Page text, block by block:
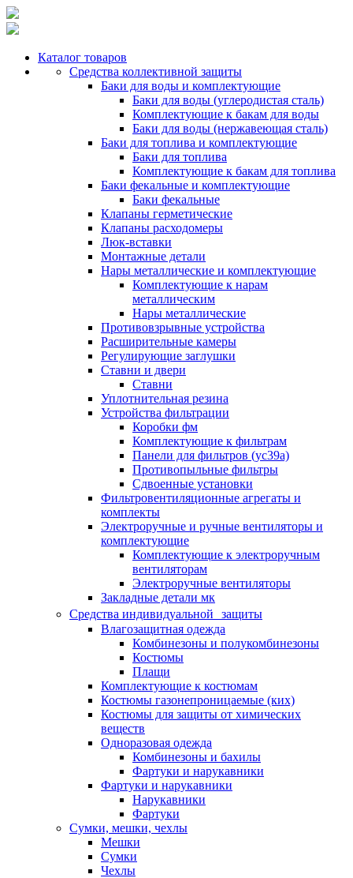
Каталог товаров
Средства коллективной защиты
Баки для воды и комплектующие
Баки для воды (углеродистая сталь)
Комплектующие к бакам для воды
Баки для воды (нержавеющая сталь)
Баки для топлива и комплектующие
Баки для топлива
Комплектующие к бакам для топлива
Баки фекальные и комплектующие
Баки фекальные
Клапаны герметические
Клапаны расходомеры
Люк-вставки
Монтажные детали
Нары металлические и комплектующие
Комплектующие к нарам
металлическим
Нары металлические
Противовзрывные устройства
Расширительные камеры
Регулирующие заглушки
Ставни и двери
Ставни
Уплотнительная резина
Устройства фильтрации
Коробки фм
Комплектующие к фильтрам
Панели для фильтров (ус39а)
Противопыльные фильтры
Сдвоенные установки
Фильтровентиляционные агрегаты и
комплекты
Электроручные и ручные вентиляторы и
комплектующие
Комплектующие к электроручным
вентиляторам
Электроручные вентиляторы
Закладные детали мк
Средства индивидуальной защиты
Влагозащитная одежда
Комбинезоны и полукомбинезоны
Костюмы
Плащи
Комплектующие к костюмам
Костюмы газонепроницаемые (ких)
Костюмы для защиты от химических
веществ
Одноразовая одежда
Комбинезоны и бахилы
Фартуки и нарукавники
Фартуки и нарукавники
Нарукавники
Фартуки
Сумки, мешки, чехлы
Мешки
Сумки
Чехлы